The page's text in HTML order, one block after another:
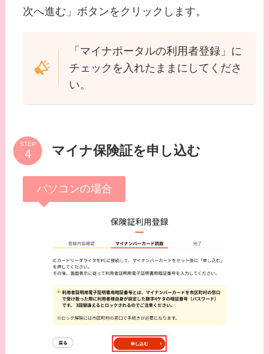
次へ進む」ボタンをクリックします。
「マイナポータルの利用者登録」に
チェックを入れたままにしてくださ
い。
STEP マイナ保険証を申し込む
パソコンの場合